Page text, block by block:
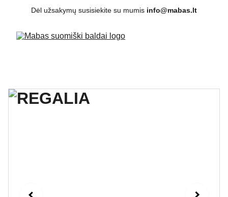
Dėl užsakymų susisiekite su mumis info@mabas.lt